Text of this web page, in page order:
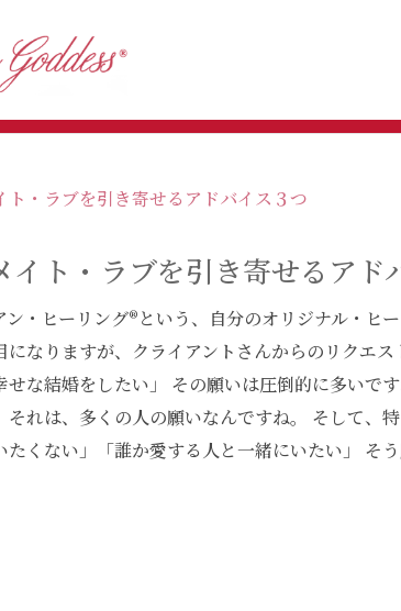
イト・ラブを引き寄せるアド
ン・ヒーリング®という、自分のオリジナル・ヒ
になりますが、クライアントさんからのリクエ
せな結婚をしたい」 その願いは圧倒的に多いで
それは、多くの人の願いなんですね。 そして、特
たくない」「誰か愛する人と一緒にいたい」 そ